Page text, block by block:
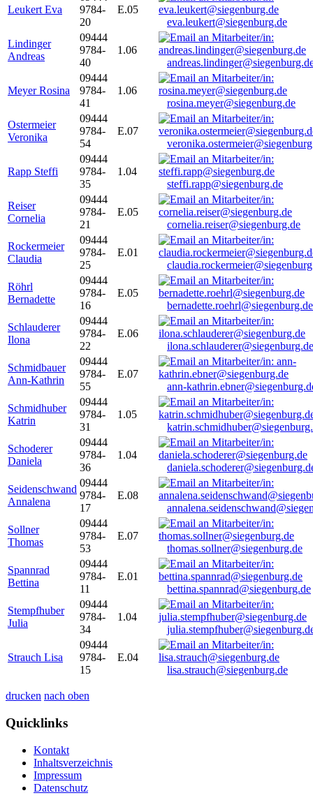
Leukert Eva
9784-
20
E.05
eva.leukert@siegenburg.de
Lindinger
Andreas
09444
9784-
40
1.06
Meyer Rosina
09444
9784-
41
1.06
rosina.meyer@siegenburg.de
Ostermeier
Veronika
09444
9784-
54
E.07
Rapp Steffi
09444
9784-
35
1.04
steffi.rapp@siegenburg.de
Reiser
Cornelia
09444
9784-
21
E.05
cornelia.reiser@siegenburg.de
Rockermeier
Claudia
09444
9784-
25
E.01
Röhrl
Bernadette
09444
9784-
16
E.05
bernadette.roehrl@siegenburg.de
Schlauderer
Ilona
09444
9784-
22
E.06
ilona.schlauderer@siegenburg.de
Schmidbauer
Ann-Kathrin
09444
9784-
55
E.07
ann-
Schmidhuber
Katrin
09444
9784-
31
1.05
Schoderer
Daniela
09444
9784-
36
1.04
Seidenschwand
Annalena
09444
9784-
17
E.08
Sollner
Thomas
09444
9784-
53
E.07
thomas.sollner@siegenburg.de
Spannrad
Bettina
09444
9784-
11
E.01
bettina.spannrad@siegenburg.de
Stempfhuber
Julia
09444
9784-
34
1.04
Strauch Lisa
09444
9784-
15
E.04
lisa.strauch@siegenburg.de
drucken nach oben
Quicklinks
Kontakt
Inhaltsverzeichnis
Impressum
Datenschutz